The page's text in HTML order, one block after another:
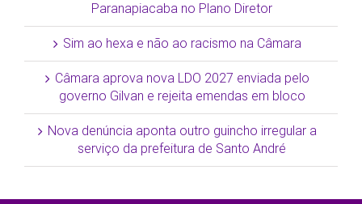
Paranapiacaba no Plano Diretor
Sim ao hexa e não ao racismo na Câmara
Câmara aprova nova LDO 2027 enviada pelo
governo Gilvan e rejeita emendas em bloco
Nova denúncia aponta outro guincho irregular a
serviço da prefeitura de Santo André